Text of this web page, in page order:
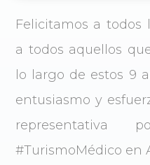
Felicitamos a todos
a todos aquellos
lo largo de estos 9
entusiasmo y
representativa
#TurismoMédico en